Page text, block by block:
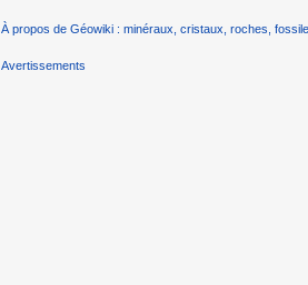
À propos de Géowiki : minéraux, cristaux, roches,
Avertissements